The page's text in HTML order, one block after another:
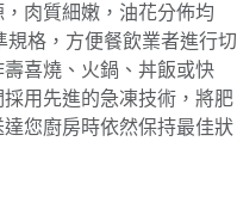
肉質細嫩，油花分佈均
格，方便餐飲業者進行切
喜燒、火鍋、丼飯或快
用先進的急凍技術，將肥
您廚房時依然保持最佳狀